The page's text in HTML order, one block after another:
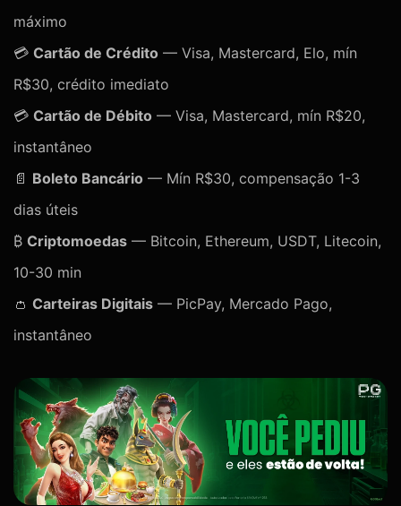
máximo
💳 Cartão de Crédito — Visa, Mastercard, Elo, mín
R$30, crédito imediato
💳 Cartão de Débito — Visa, Mastercard, mín R$20,
instantâneo
📄 Boleto Bancário — Mín R$30, compensação 1-3
dias úteis
₿ Criptomoedas — Bitcoin, Ethereum, USDT, Litecoin,
10-30 min
👛 Carteiras Digitais — PicPay, Mercado Pago,
instantâneo